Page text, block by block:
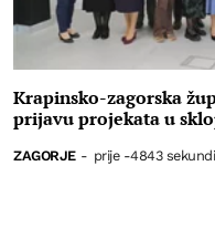
Krapinsko-zagorska
prijavu projekata u
ZAGORJE - prije -4843 sekundi